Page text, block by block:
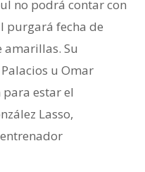
no podrá contar con
purgará fecha de
Su
u Omar
estar el
Lasso,